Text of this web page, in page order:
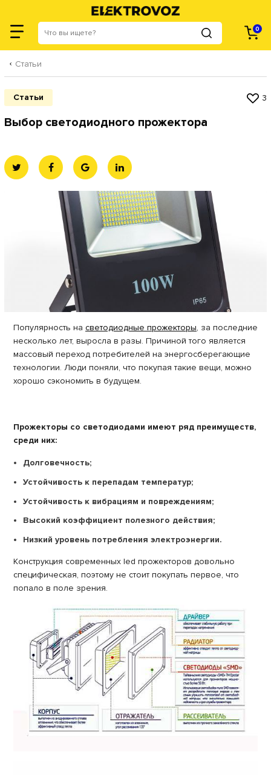
0
Статьи
Статьи 3
Выбор светодиодного прожектора
Категории
Популярность на светодиодные прожекторы, за последние
несколько лет, выросла в разы. Причиной того является
массовый переход потребителей на энергосберегающие
технологии. Люди поняли, что покупая такие вещи, можно
хорошо сэкономить в будущем.
Прожекторы со светодиодами имеют ряд преимуществ,
среди них:
Долговечность;
Устойчивость к перепадам температур;
Устойчивость к вибрациям и повреждениям;
Высокий коэффициент полезного действия;
Низкий уровень потребления электроэнергии.
Конструкция современных led прожекторов довольно
специфическая, поэтому не стоит покупать первое, что
попало в поле зрения.